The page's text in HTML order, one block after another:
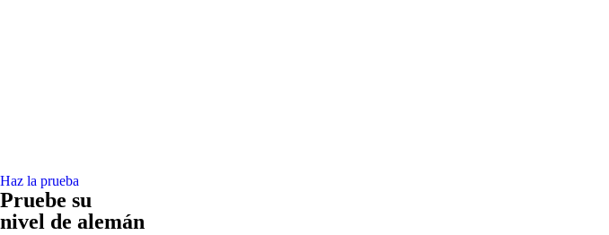
Haz la prueba
Pruebe su
nivel de alemán